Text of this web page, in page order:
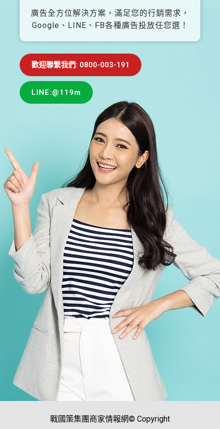
廣告全方位解決方案，滿足您的行銷需求，
Google、LINE、FB各種廣告投放任您選！
歡迎聯繫我們: 0800-003-191
LINE:@119m
戰國策集團商家情報網© Copyright